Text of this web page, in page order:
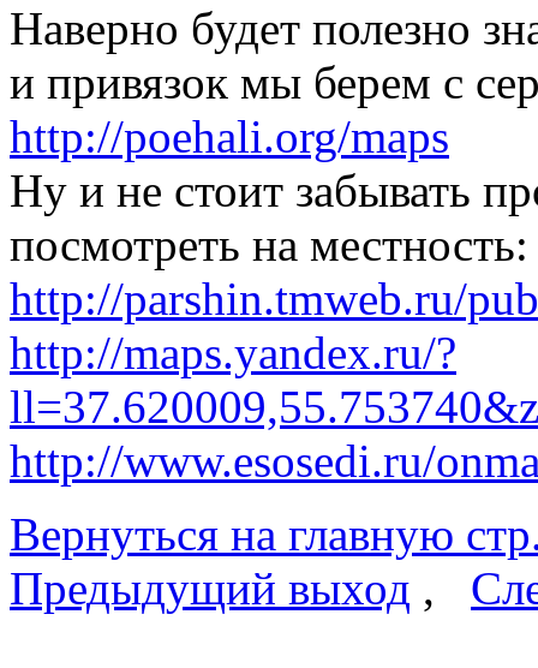
Наверно будет полезно
и привязок мы берем с
http://poehali.org/maps
Ну и не стоит забывать
посмотреть на местность:
http://parshin.tmweb.ru/
http://maps.yandex.ru/?
http://www.esosedi.ru/
Вернуться на главную
Предыдущий выход ,